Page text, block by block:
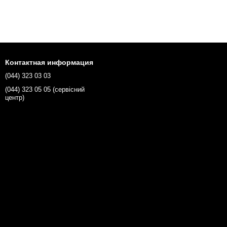
Контактная информация
(044) 323 03 03
(044) 323 05 05 (сервісний
центр)